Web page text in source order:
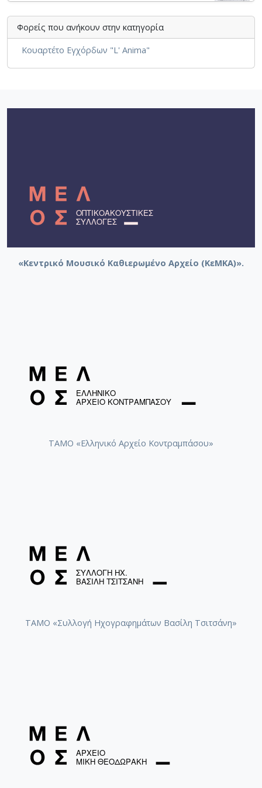
και ορχήστρα εγχόρδων Αμαραντίδης
Αμάραντος
Φορείς που ανήκουν στην κατηγορία
Κουαρτέτο Εγχόρδων "L' Anima"
«Κεντρικό Μουσικό Καθιερωμένο Αρχείο (ΚεΜΚΑ)».
ΤΑΜΟ «Ελληνικό Αρχείο Κοντραμπάσου»
ΤΑΜΟ «Συλλογή Ηχογραφημάτων Βασίλη Τσιτσάνη»